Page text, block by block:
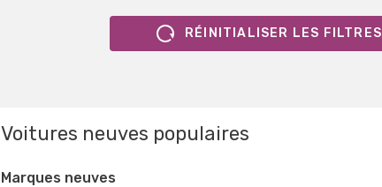
RÉINITIALISER LES FILTRES
Voitures neuves populaires
Marques neuves